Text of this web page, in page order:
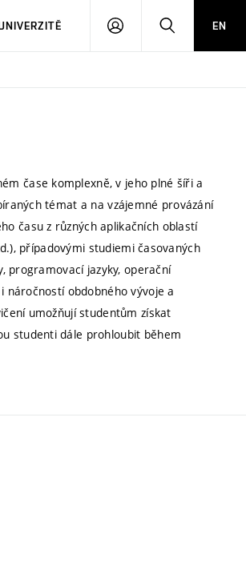
PŘIHLÁSIT HLEDATEN
čase komplexně, v jeho plné šíři a
témat a na vzájemné provázání
času z různých aplikačních oblastí
případovými studiemi časovaných
programovací jazyky, operační
náročností obdobného vývoje a
umožňují studentům získat
studenti dále prohloubit během